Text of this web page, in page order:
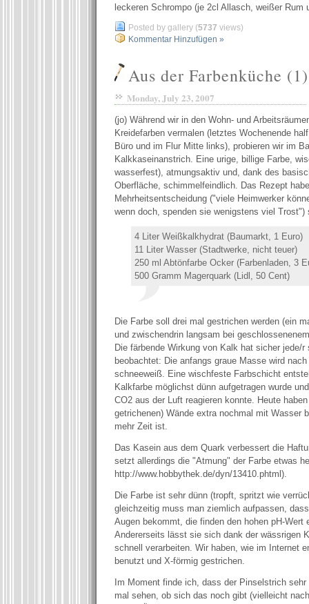
leckeren Schrompo (je 2cl Allasch, weißer Rum
Posted by gallery (5737 views)
Kommentar Hinzufügen »
Aus der Farbenküche (1)
Monday, July 23, 2007
(jo) Während wir in den Wohn- und
Kreidefarben vermalen (letztes Wochenende
Büro und im Flur Mitte links), probieren wir im
Kalkkaseinanstrich. Eine urige, billige Farbe,
wasserfest), atmungsaktiv und, dank des
Oberfläche, schimmelfeindlich. Das Rezept
Mehrheitsentscheidung ("viele Heimwerker
wenn doch, spenden sie wenigstens viel Trost")
4 Liter Weißkalkhydrat (Baumarkt, 1 Euro)
11 Liter Wasser (Stadtwerke, nicht teuer)
250 ml Abtönfarbe Ocker (Farbenladen, 3
500 Gramm Magerquark (Lidl, 50 Cent)
Die Farbe soll drei mal gestrichen werden (ein
und zwischendrin langsam bei
Die färbende Wirkung von Kalk hat sicher jede/r
beobachtet: Die anfangs graue Masse wird
schneeweiß. Eine wischfeste Farbschicht
Kalkfarbe möglichst dünn aufgetragen wurde
CO2 aus der Luft reagieren konnte. Heute
getrichenen) Wände extra nochmal mit Wasser
mehr Zeit ist.
Das Kasein aus dem Quark verbessert die
setzt allerdings die "Atmung" der Farbe etwas
http://www.hobbythek.de/dyn/13410.phtml).
Die Farbe ist sehr dünn (tropft, spritzt wie
gleichzeitig muss man ziemlich aufpassen,
Augen bekommt, die finden den hohen pH-Wert
Andererseits lässt sie sich dank der wässrigen
schnell verarbeiten. Wir haben, wie im Internet
benutzt und X-förmig gestrichen.
Im Moment finde ich, dass der Pinselstrich
mal sehen, ob sich das noch gibt (vielleicht